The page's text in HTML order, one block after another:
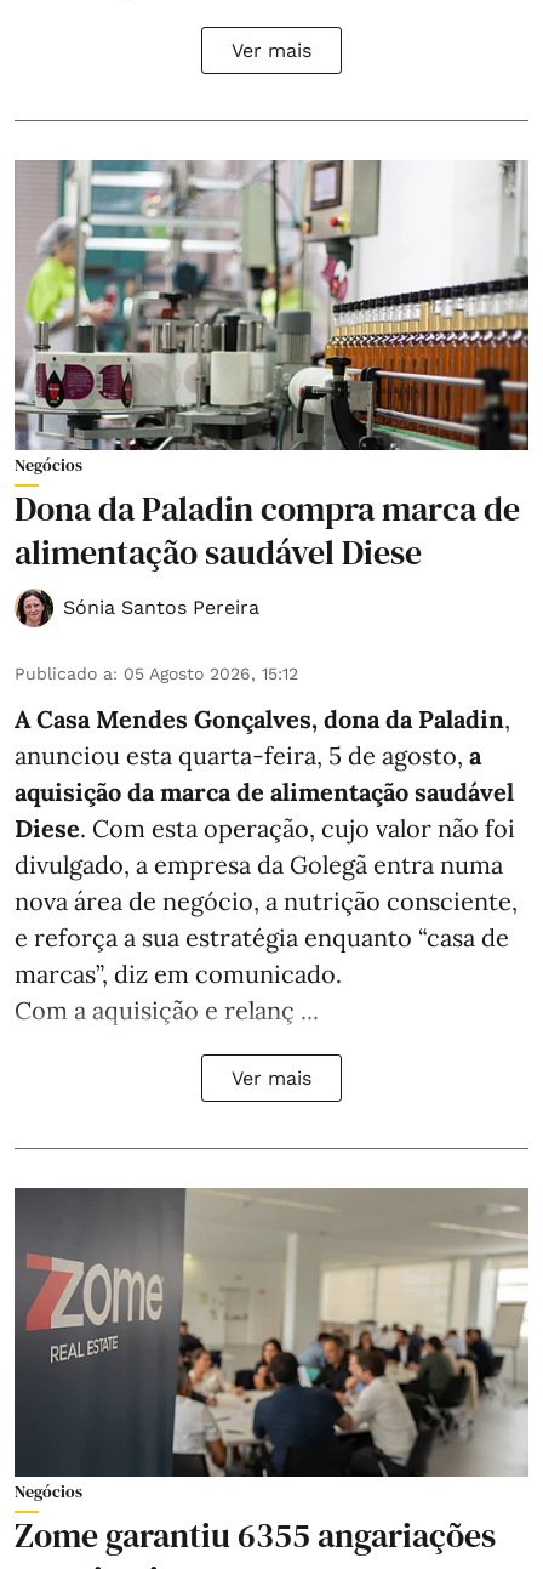
Ver mais
Negócios
Dona da Paladin compra marca de
alimentação saudável Diese
Sónia Santos Pereira
Publicado a: 05 Agosto 2026, 15:12
A Casa Mendes Gonçalves, dona da Paladin,
anunciou esta quarta-feira, 5 de agosto, a
aquisição da marca de alimentação saudável
Diese. Com esta operação, cujo valor não foi
divulgado, a empresa da Golegã entra numa
nova área de negócio, a nutrição consciente,
e reforça a sua estratégia enquanto “casa de
marcas”, diz em comunicado.
Com a aquisição e relanç ...
Ver mais
Negócios
Zome garantiu 6355 angariações